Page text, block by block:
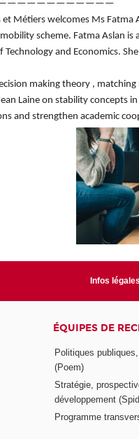
et Métiers welcomes Ms Fatma
scheme. FatmaAslan is
Technology and Economics.
making theory ,
Laine on stability concepts
and strengthen academic
Infos légales
ÉQUIPES DE
Politiques
(Poem)
Stratégie,
développement
Programme